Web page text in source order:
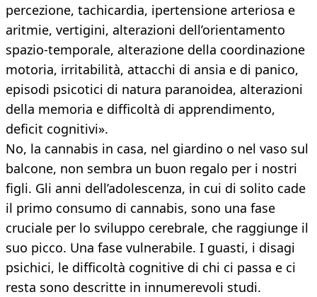
percezione, tachicardia, ipertensione arteriosa e
aritmie, vertigini, alterazioni dell’orientamento
spazio-temporale, alterazione della coordinazione
motoria, irritabilità, attacchi di ansia e di panico,
episodi psicotici di natura paranoidea, alterazioni
della memoria e difficoltà di apprendimento,
deficit cognitivi».
No, la cannabis in casa, nel giardino o nel vaso sul
balcone, non sembra un buon regalo per i nostri
figli. Gli anni dell’adolescenza, in cui di solito cade
il primo consumo di cannabis, sono una fase
cruciale per lo sviluppo cerebrale, che raggiunge il
suo picco. Una fase vulnerabile. I guasti, i disagi
psichici, le difficoltà cognitive di chi ci passa e ci
resta sono descritte in innumerevoli studi.